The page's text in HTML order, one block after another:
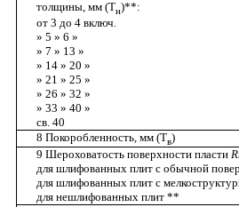
толщины, мм (Тн)**:
от 3 до 4 включ.
» 5 » 6 »
» 7 » 13 »
» 14 » 20 »
» 21 » 25 »
» 26 » 32 »
» 33 » 40 »
св. 40
8 Покоробленность, мм (Тв)
9 Шероховатость поверхности пласти
для шлифованных плит с обычной
для шлифованных плит с
для нешлифованных плит **